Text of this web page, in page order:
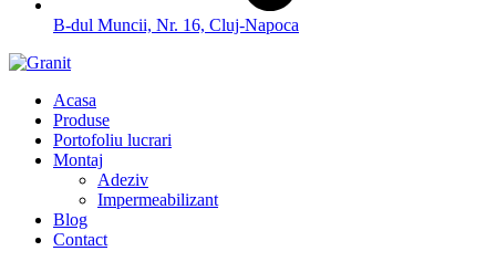
B-dul Muncii, Nr. 16, Cluj-Napoca
Acasa
Produse
Portofoliu lucrari
Montaj
Adeziv
Impermeabilizant
Blog
Contact